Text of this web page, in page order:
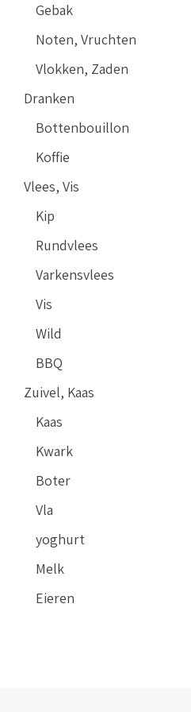
Gebak
Noten, Vruchten
Vlokken, Zaden
Dranken
Bottenbouillon
Koffie
Vlees, Vis
Kip
Rundvlees
Varkensvlees
Vis
Wild
BBQ
Zuivel, Kaas
Kaas
Kwark
Boter
Vla
yoghurt
Melk
Eieren